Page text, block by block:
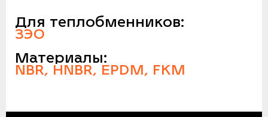
Для теплобменников:
ЗЭО
Материалы:
NBR, HNBR, EPDM, FKM